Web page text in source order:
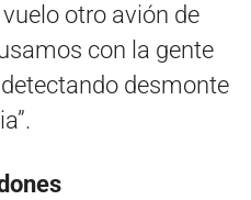
otro avión de
con la gente
desmonte